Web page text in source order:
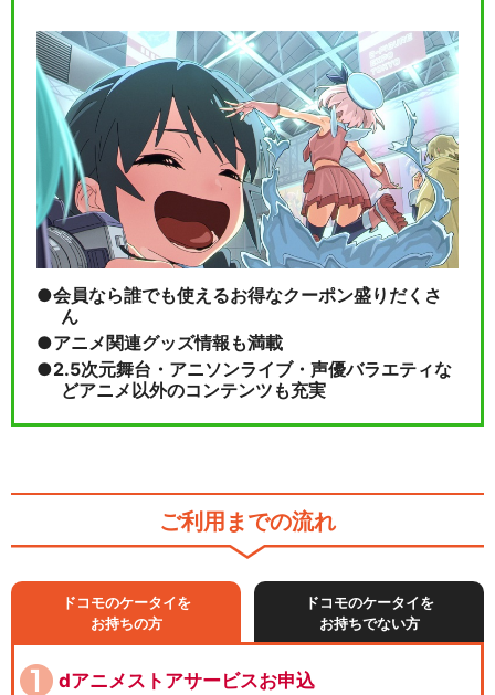
会員なら誰でも使えるお得なクーポン盛りだくさ
ん
アニメ関連グッズ情報も満載
2.5次元舞台・アニソンライブ・声優バラエティな
どアニメ以外のコンテンツも充実
ご利用までの流れ
ドコモのケータイを
お持ちの方
ドコモのケータイを
お持ちでない方
dアニメストアサービスお申込